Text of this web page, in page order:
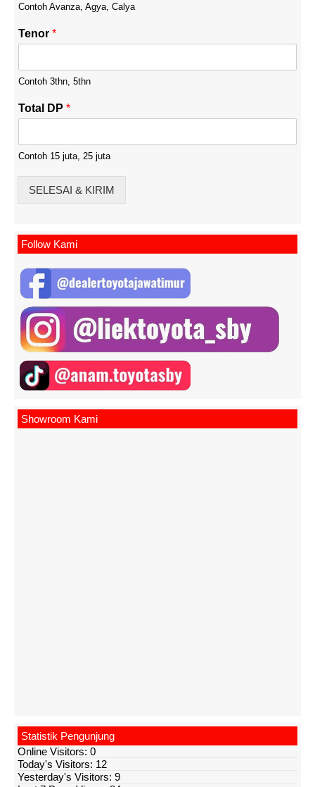
Contoh Avanza, Agya, Calya
Tenor *
Contoh 3thn, 5thn
Total DP *
Contoh 15 juta, 25 juta
SELESAI & KIRIM
Follow Kami
Showroom Kami
Statistik Pengunjung
Online Visitors: 0
Today's Visitors: 12
Yesterday's Visitors: 9